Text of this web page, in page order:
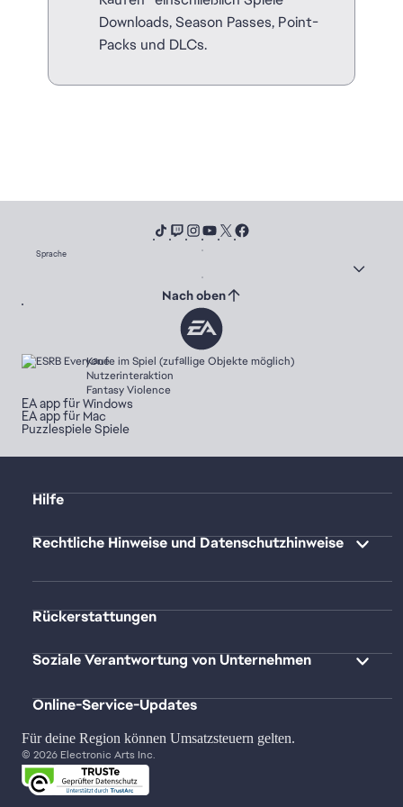
Downloads, Season Passes, Point-
Packs und DLCs.
Sprache
Nach oben
Käufe im Spiel (zufällige Objekte möglich)
Nutzerinteraktion
Fantasy Violence
EA app für Windows
EA app für Mac
Puzzlespiele Spiele
Hilfe
Rechtliche Hinweise und Datenschutzhinweise
Rückerstattungen
Soziale Verantwortung von Unternehmen
Online-Service-Updates
Für deine Region können Umsatzsteuern gelten.
© 2026 Electronic Arts Inc.